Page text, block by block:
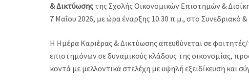
& Δικτύωσης της Σχολής Οικονομικών Επιστημών &
7 Μαΐου 2026, με ώρα έναρξης 10.30 π.μ., στο Συνεδριακό
Η Ημέρα Καριέρας & Δικτύωσης απευθύνεται σε
επιστημόνων σε δυναμικούς κλάδους της οικονομίας,
κοντά με μελλοντικά στελέχη με υψηλή εξειδίκευση και